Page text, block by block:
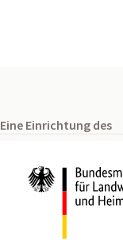
Eine Einrichtung des